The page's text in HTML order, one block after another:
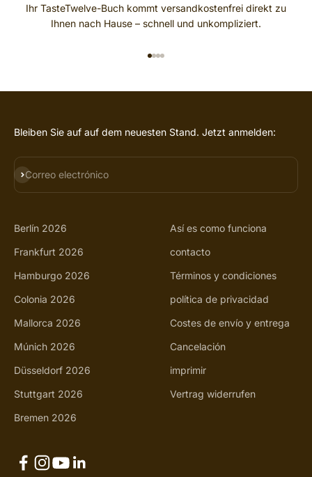
Ihr TasteTwelve-Buch kommt versandkostenfrei direkt zu
Ihnen nach Hause – schnell und unkompliziert.
Bleiben Sie auf auf dem neuesten Stand. Jetzt anmelden:
Correo electrónico
SUSCRIBIRSE
Berlín 2026
Frankfurt 2026
Hamburgo 2026
Colonia 2026
Mallorca 2026
Múnich 2026
Düsseldorf 2026
Stuttgart 2026
Bremen 2026
Así es como funciona
contacto
Términos y condiciones
política de privacidad
Costes de envío y entrega
Cancelación
imprimir
Vertrag widerrufen